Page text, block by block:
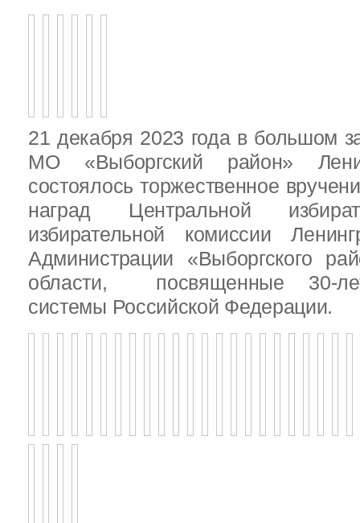
21 декабря 2023 года в большом
МО «Выборгский район»
состоялось торжественное
наград Центральной
избирательной комиссии
Администрации «Выборгского
области, посвященные 30-
системы Российской Федерации.